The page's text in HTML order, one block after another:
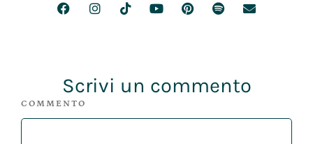
Scrivi un commento
COMMENTO